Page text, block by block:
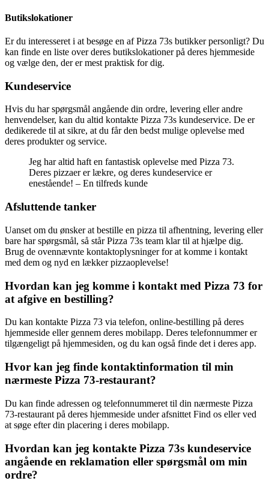
Butikslokationer
Er du interesseret i at besøge en af Pizza 73s butikker personligt? Du
kan finde en liste over deres butikslokationer på deres hjemmeside
og vælge den, der er mest praktisk for dig.
Kundeservice
Hvis du har spørgsmål angående din ordre, levering eller andre
henvendelser, kan du altid kontakte Pizza 73s kundeservice. De er
dedikerede til at sikre, at du får den bedst mulige oplevelse med
deres produkter og service.
Jeg har altid haft en fantastisk oplevelse med Pizza 73.
Deres pizzaer er lækre, og deres kundeservice er
enestående! – En tilfreds kunde
Afsluttende tanker
Uanset om du ønsker at bestille en pizza til afhentning, levering eller
bare har spørgsmål, så står Pizza 73s team klar til at hjælpe dig.
Brug de ovennævnte kontaktoplysninger for at komme i kontakt
med dem og nyd en lækker pizzaoplevelse!
Hvordan kan jeg komme i kontakt med Pizza 73 for
at afgive en bestilling?
Du kan kontakte Pizza 73 via telefon, online-bestilling på deres
hjemmeside eller gennem deres mobilapp. Deres telefonnummer er
tilgængeligt på hjemmesiden, og du kan også finde det i deres app.
Hvor kan jeg finde kontaktinformation til min
nærmeste Pizza 73-restaurant?
Du kan finde adressen og telefonnummeret til din nærmeste Pizza
73-restaurant på deres hjemmeside under afsnittet Find os eller ved
at søge efter din placering i deres mobilapp.
Hvordan kan jeg kontakte Pizza 73s kundeservice
angående en reklamation eller spørgsmål om min
ordre?